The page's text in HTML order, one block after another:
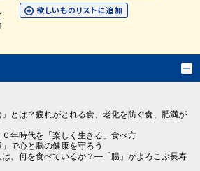
とは？疲れがとれる食、老化を防ぐ食、肥満が
年時代を「楽しく生きる」食べ方
で心と脳の健康を守ろう
、何を食べているか？―「腸」がよろこぶ長寿